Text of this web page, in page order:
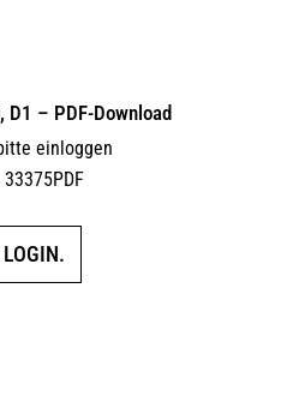
D1 – PDF-Download
einloggen